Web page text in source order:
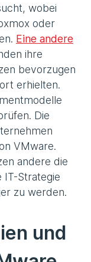
wobei
oder
Eine andere
ihre
bevorzugen
erhielten.
Die
VMware.
andere die
IT-Strategie
zu werden.
und